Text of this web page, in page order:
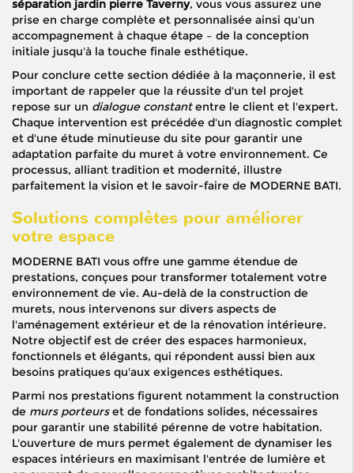
séparation jardin pierre Taverny, vous vous assurez une
prise en charge complète et personnalisée ainsi qu'un
accompagnement à chaque étape – de la conception
initiale jusqu'à la touche finale esthétique.
Pour conclure cette section dédiée à la maçonnerie, il est
important de rappeler que la réussite d'un tel projet
repose sur un dialogue constantentre le client et l'expert.
Chaque intervention est précédée d'un diagnostic complet
et d'une étude minutieuse du site pour garantir une
adaptation parfaite du muret à votre environnement. Ce
processus, alliant tradition et modernité, illustre
parfaitement la vision et le savoir-faire de MODERNE BATI.
Solutions complètes pour améliorer
votre espace
MODERNE BATI vous offre une gamme étendue de
prestations, conçues pour transformer totalement votre
environnement de vie. Au-delà de la construction de
murets, nous intervenons sur divers aspects de
l'aménagement extérieur et de la rénovation intérieure.
Notre objectif est de créer des espaces harmonieux,
fonctionnels et élégants, qui répondent aussi bien aux
besoins pratiques qu'aux exigences esthétiques.
Parmi nos prestations figurent notamment la construction
de murs porteurset de fondations solides, nécessaires
pour garantir une stabilité pérenne de votre habitation.
L'ouverture de murs permet également de dynamiser les
espaces intérieurs en maximisant l'entrée de lumière et